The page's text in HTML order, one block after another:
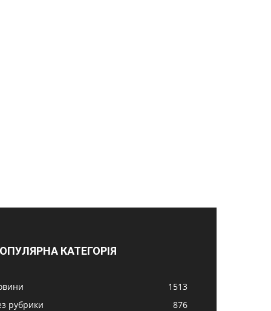
КАТЕГОРІЯ
1513
рубрики
876